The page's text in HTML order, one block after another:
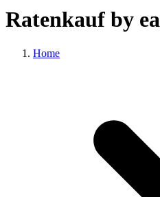
Ratenkauf by
Home